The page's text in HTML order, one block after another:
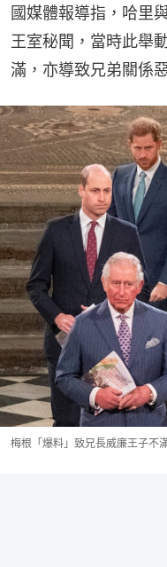
國媒體報導指，哈里
王室秘聞，當時此舉
滿，亦導致兄弟關係
梅根「爆料」致兄長威廉王子不